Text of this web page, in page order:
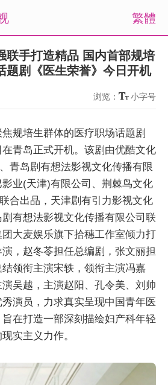
繁體
联手打造精品 国内首部规培
题剧《医生荣誉》今日开机
浏览： 小字号
规培生群体的医疗职场话题剧
在青岛正式开机。该剧由优酷文化
青岛剧有想法影视文化传播有限
业(天津)有限公司、荆棘鸟文化
合出品，天津剧有引力影视文化
有想法影视文化传播有限公司联
大麦娱乐旗下拾穗工作室倾力打
，赵冬苓担任总编剧，张文丽担
领衔主演宋轶，领衔主演冯嘉
吴越，主演赵阳、孔令美、刘帅
演员，力求真实呈现中国青年医
在打造一部深刻描绘妇产科年轻
实主义力作。